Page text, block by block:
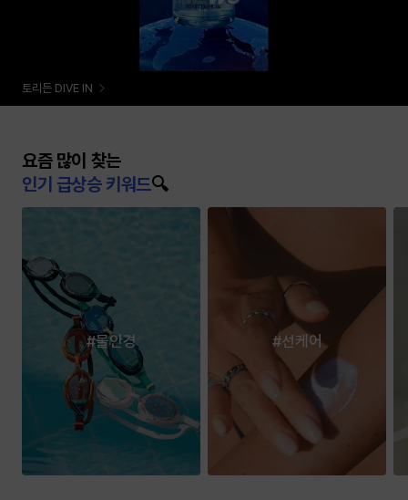
토리든 DIVE IN
요즘 많이 찾는
인기 급상승 키워드🔍
많
이
워
드
#물안경 #선케어